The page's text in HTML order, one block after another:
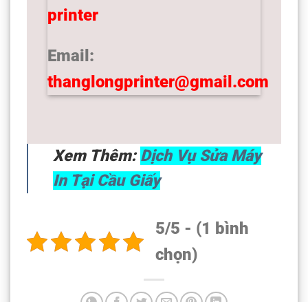
printer
Email:
thanglongprinter@gmail.com
Xem Thêm:Dịch Vụ Sửa Máy
In Tại Cầu Giấy
5/5 - (1 bình
chọn)